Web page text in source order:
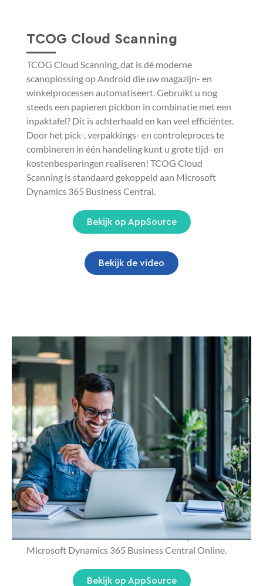
TCOG Cloud Scanning
TCOG Cloud Scanning, dat is dé moderne
scanoplossing op Android die uw magazijn- en
winkelprocessen automatiseert. Gebruikt u nog
steeds een papieren pickbon in combinatie met een
inpaktafel? Dit is achterhaald en kan veel efficiënter.
Door het pick-, verpakkings- en controleproces te
combineren in één handeling kunt u grote tijd- en
kostenbesparingen realiseren! TCOG Cloud
Scanning is standaard gekoppeld aan Microsoft
Dynamics 365 Business Central.
Bekijk op AppSource
Bekijk de video
TCOG MCCL
Maakt u nog steeds gebruik van papieren en
documenten om informatie van het magazijn door te
spelen aan de boekhouding? Worstelt u bij het
beheer van de verkooporders van uw klanten nog
steeds met uw interne aankopen via
partnerbedrijven? Zijn schone masterdata over
verschillende partnerbedrijven een dagelijkse zorg?
TCOG Multi Company Centralized Logistics is dé
oplossing die uw logistieke en financiële
administratie automatiseert en stroomlijnt in
Microsoft Dynamics 365 Business Central Online.
Bekijk op AppSource